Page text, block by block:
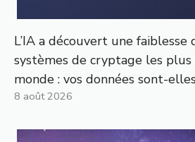
L’IA a découvert une faiblesse
systèmes de cryptage les
monde : vos données sont-
8 août 2026